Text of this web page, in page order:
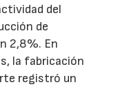
del
de
2,8%. En
la fabricación
registró un